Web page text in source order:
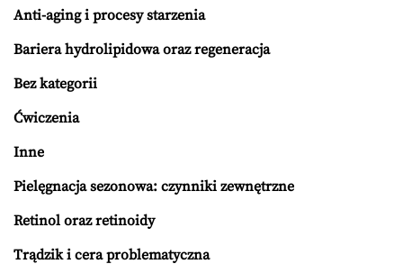
Anti-aging i procesy starzenia
Bariera hydrolipidowa oraz regeneracja
Bez kategorii
Ćwiczenia
Inne
Pielęgnacja sezonowa: czynniki zewnętrzne
Retinol oraz retinoidy
Trądzik i cera problematyczna